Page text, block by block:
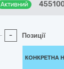
Активний
- Позиції
КОНКРЕТНА